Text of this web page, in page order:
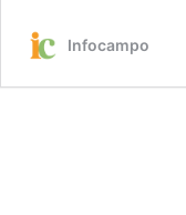
Infocampo